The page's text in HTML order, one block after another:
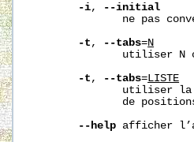
-i,
--initial
ne pas
-t , --tabs=N
utiliser N
-t , --tabs=LISTE
utiliser
de
--help afficher